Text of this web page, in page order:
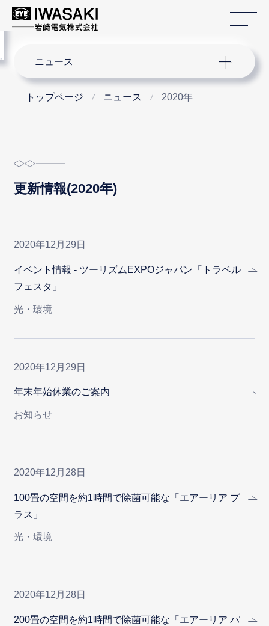
ニュース
トップページ ニュース 2020年
更新情報(2020年)
2020年12月29日
イベント情報 - ツーリズムEXPOジャパン「トラベル
フェスタ」
光・環境
2020年12月29日
年末年始休業のご案内
お知らせ
2020年12月28日
100畳の空間を約1時間で除菌可能な「エアーリア プ
ラス」
光・環境
2020年12月28日
200畳の空間を約1時間で除菌可能な「エアーリア パ
menu